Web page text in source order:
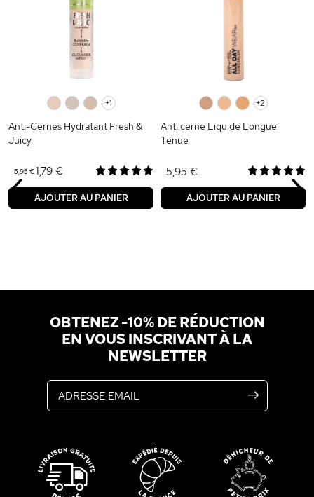
+1
Anti-Cernes Hydratant Fresh &
Juicy
5,95 €1,79 €
AJOUTER AU PANIER
+2
Anti cerne Liquide Longue
Tenue
5,95 €
AJOUTER AU PANIER
‹ ›
OBTENEZ -10% DE RÉDUCTION
EN VOUS INSCRIVANT À LA
NEWSLETTER